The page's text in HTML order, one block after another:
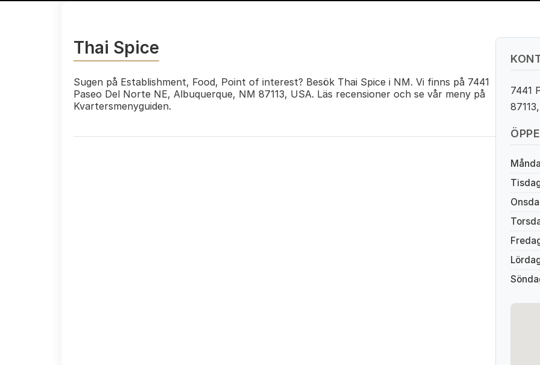
Thai Spice
Sugen på Establishment, Food, Point of interest? Besök Thai Spice i NM. Vi finns på 7441
Paseo Del Norte NE, Albuquerque, NM 87113, USA. Läs recensioner och se vår meny på
Kvartersmenyguiden.
7441